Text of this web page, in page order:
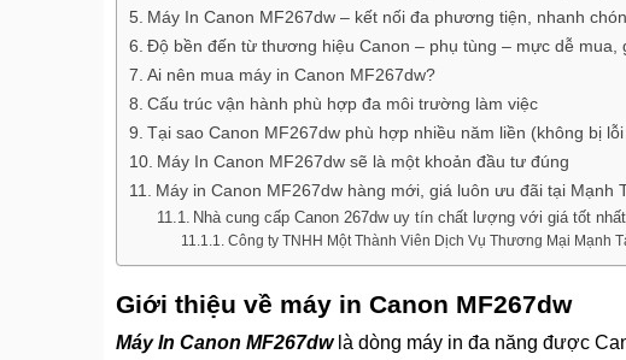
Máy In Canon MF267dw – kết nối đa phương tiện, nhanh
Độ bền đến từ thương hiệu Canon – phụ tùng – mực dễ mua,
Ai nên mua máy in Canon MF267dw?
Cấu trúc vận hành phù hợp đa môi trường làm việc
Tại sao Canon MF267dw phù hợp nhiều năm liền (không bị
Máy In Canon MF267dw sẽ là một khoản đầu tư đúng
Máy in Canon MF267dw hàng mới, giá luôn ưu đãi tại Mạnh
Nhà cung cấp Canon 267dw uy tín chất lượng với giá tốt nhất
Công ty TNHH Một Thành Viên Dịch Vụ Thương Mại Mạnh
Giới thiệu về máy in Canon MF267dw
Máy In Canon MF267dwlà dòng máy in đa năng được